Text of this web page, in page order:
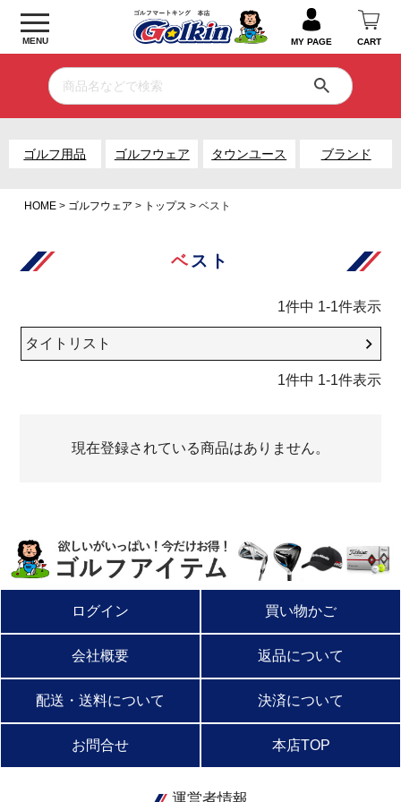
MENU MY PAGE CART
ゴルフ用品 ゴルフウェア タウンユース ブランド
HOME ゴルフウェア トップス ベスト
ベスト
1件中 1-1件表示
タイトリスト
1件中 1-1件表示
現在登録されている商品はありません。
ログイン 買い物かご
会社概要 返品について
配送・送料について 決済について
お問合せ 本店TOP